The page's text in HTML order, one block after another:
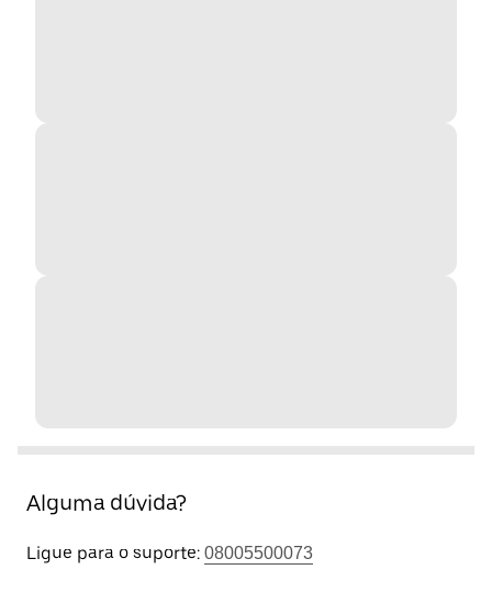
Alguma dúvida?
Ligue para o suporte: 08005500073